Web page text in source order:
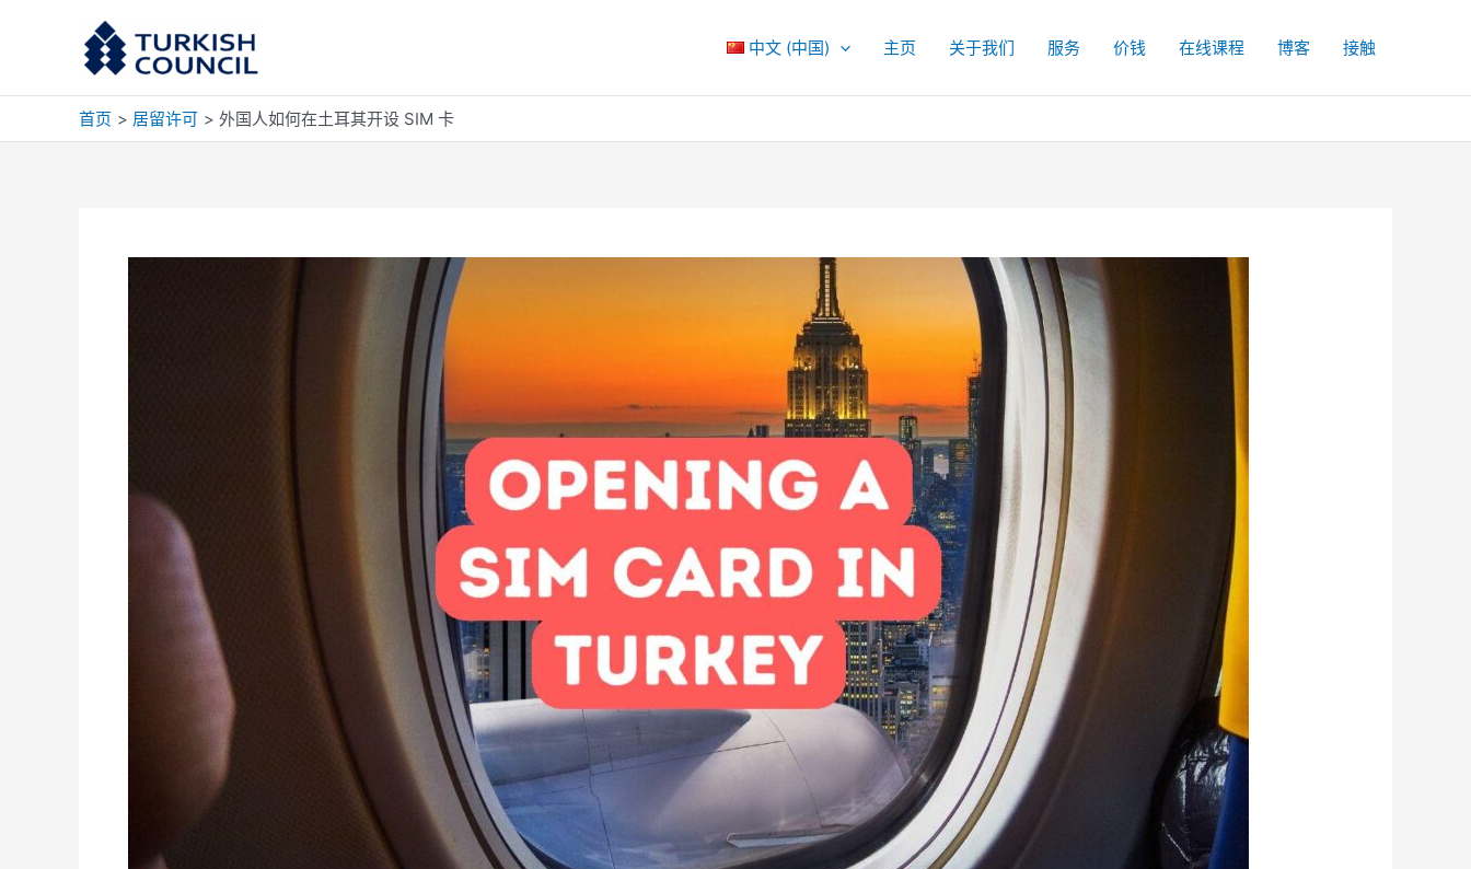
容
中文 (中国) 主页 关于我们 服务 价钱 在线课程 博客 接触
首页 居留许可 外国人如何在土耳其开设 SIM 卡